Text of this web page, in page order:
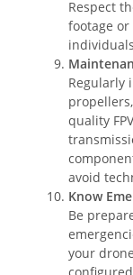
Respect
footage
Regularly
quality
avoid
Know
Be
your